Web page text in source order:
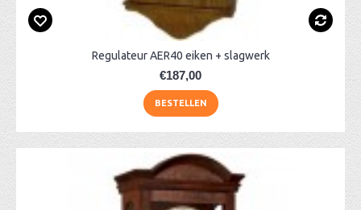
Regulateur AER40 eiken + slagwerk
€187,00
BESTELLEN